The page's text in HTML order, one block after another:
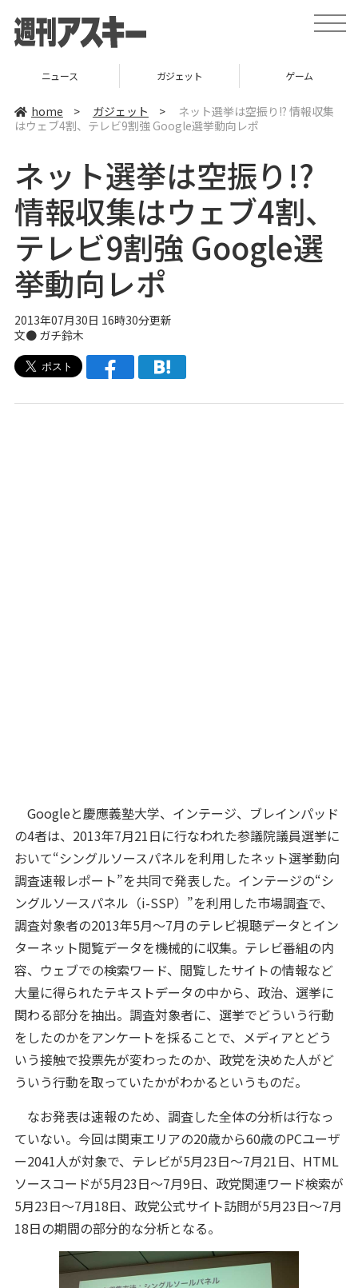
t
o
a
v
ニュース ガジェット ゲーム
home > ガジェット >
ネット選挙は空振り!? 情報収集
はウェブ4割、テレビ9割強 Google選挙動向レポ
ネット選挙は空振り!?
情報収集はウェブ4割、
テレビ9割強 Google選
挙動向レポ
2013年07月30日 16時30分更新
文● ガチ鈴木
Googleと慶應義塾大学、インテージ、ブレインパッド
の4者は、2013年7月21日に行なわれた参議院議員選挙に
おいて“シングルソースパネルを利用したネット選挙動向
調査速報レポート”を共同で発表した。インテージの“シ
ングルソースパネル（i-SSP）”を利用した市場調査で、
調査対象者の2013年5月～7月のテレビ視聴データとイン
ターネット閲覧データを機械的に収集。テレビ番組の内
容、ウェブでの検索ワード、閲覧したサイトの情報など
大量に得られたテキストデータの中から、政治、選挙に
関わる部分を抽出。調査対象者に、選挙でどういう行動
をしたのかをアンケートを採ることで、メディアとどう
いう接触で投票先が変わったのか、政党を決めた人がど
ういう行動を取っていたかがわかるというものだ。
なお発表は速報のため、調査した全体の分析は行なっ
ていない。今回は関東エリアの20歳から60歳のPCユーザ
ー2041人が対象で、テレビが5月23日～7月21日、HTML
ソースコードが5月23日～7月9日、政党関連ワード検索が
5月23日～7月18日、政党公式サイト訪問が5月23日～7月
18日の期間の部分的な分析となる。